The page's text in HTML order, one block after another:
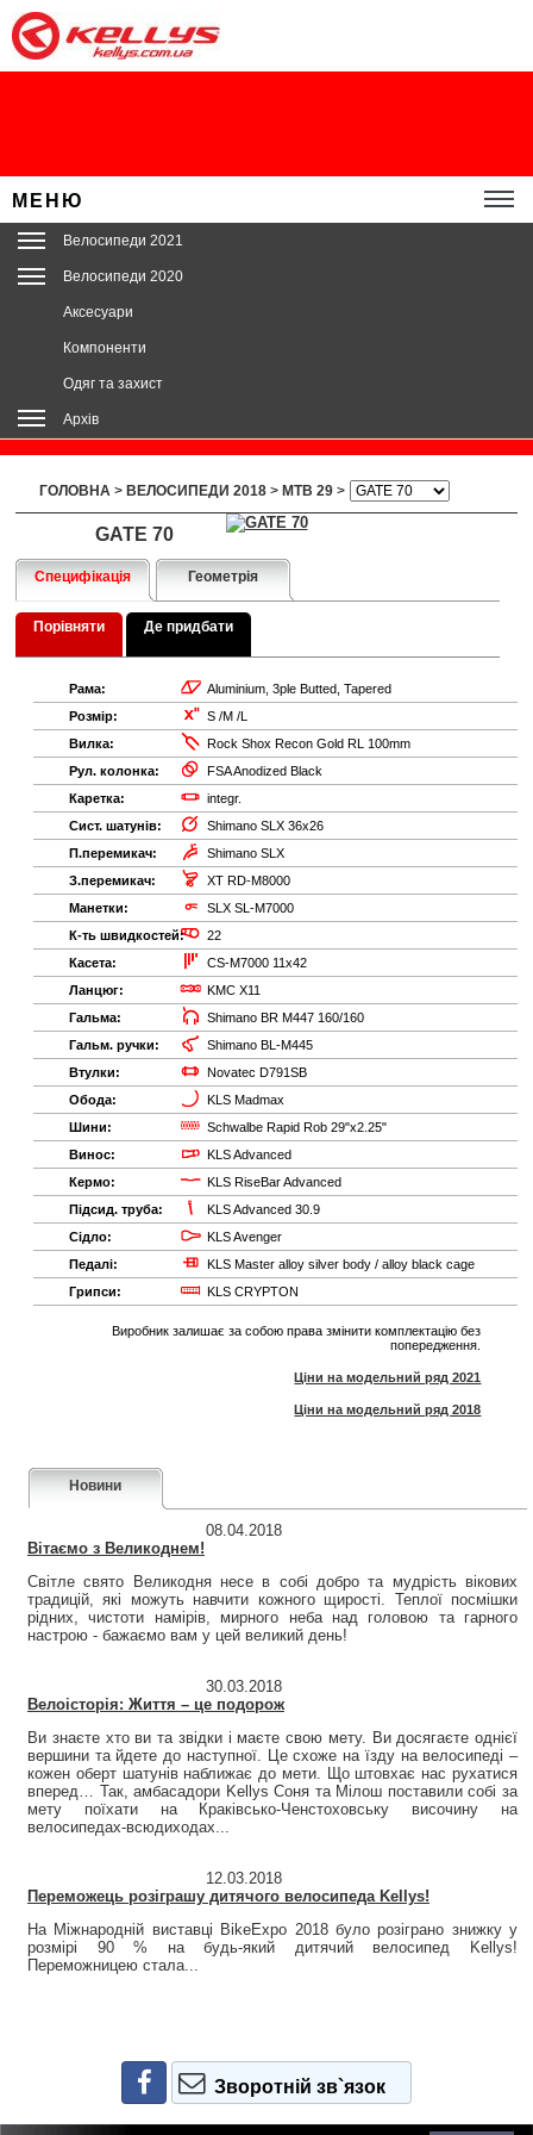
МЕНЮ
Велосипеди 2021
Велосипеди 2020
Аксесуари
Компоненти
Одяг та захист
Архів
ГОЛОВНА > ВЕЛОСИПЕДИ 2018 > MTB 29 >
GATE 70
Специфікація Геометрія
Порівняти Де придбати
Рама:
Aluminium, 3ple Butted, Tapered
Розмір:
S /M /L
Вилка:
Rock Shox Recon Gold RL 100mm
Рул. колонка:
FSA Anodized Black
Каретка:
integr.
Сист. шатунів:
Shimano SLX 36x26
П.перемикач:
Shimano SLX
З.перемикач:
XT RD-M8000
Манетки:
SLX SL-M7000
К-ть швидкостей:
22
Касета:
CS-M7000 11x42
Ланцюг:
KMC X11
Гальма:
Shimano BR M447 160/160
Гальм. ручки:
Shimano BL-M445
Втулки:
Novatec D791SB
Обода:
KLS Madmax
Шини:
Schwalbe Rapid Rob 29"x2.25"
Винос:
KLS Advanced
Кермо:
KLS RiseBar Advanced
Підсид. труба:
KLS Advanced 30.9
Сідло:
KLS Avenger
Педалі:
KLS Master alloy silver body / alloy black cage
Грипси:
KLS CRYPTON
Виробник залишає за собою права змінити комплектацію без
попередження.
Ціни на модельний ряд 2021
Ціни на модельний ряд 2018
Новини
08.04.2018
Вітаємо з Великоднем!
Світле свято Великодня несе в собі добро та мудрість вікових
традицій, які можуть навчити кожного щирості. Теплої посмішки
рідних, чистоти намірів, мирного неба над головою та гарного
настрою - бажаємо вам у цей великий день!
30.03.2018
Велоісторія: Життя – це подорож
Ви знаєте хто ви та звідки і маєте свою мету. Ви досягаєте однієї
вершини та йдете до наступної. Це схоже на їзду на велосипеді –
кожен оберт шатунів наближає до мети. Що штовхає нас рухатися
вперед… Так, амбасадори Kellys Соня та Мілош поставили собі за
мету поїхати на Краківсько-Ченстоховську височину на
велосипедах-всюдиходах...
12.03.2018
Переможець розіграшу дитячого велосипеда Kellys!
На Міжнародній виставці BikeExpo 2018 було розіграно знижку у
розмірі 90 % на будь-який дитячий велосипед Kellys!
Переможницею стала...
Зворотній зв`язок